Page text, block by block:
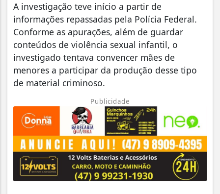
A investigação teve início a partir de
informações repassadas pela Polícia Federal.
Conforme as apurações, além de guardar
conteúdos de violência sexual infantil, o
investigado tentava convencer mães de
menores a participar da produção desse tipo
de material criminoso.
Publicidade